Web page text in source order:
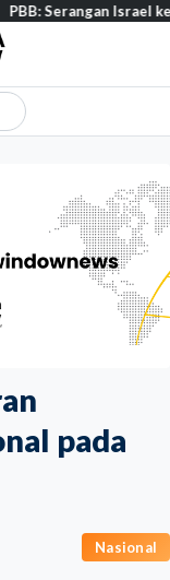
pada
Nasional
Israel ke